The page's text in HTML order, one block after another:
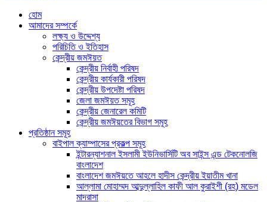
হোম
আমাদের সম্পর্কে
লক্ষ্য ও উদ্দেশ্য
পরিচিতি ও ইতিহাস
কেন্দ্রীয় জমঈয়ত
কেন্দ্রীয় নির্বাহী পরিষদ
কেন্দ্রীয় কার্যকারী পরিষদ
কেন্দ্রীয় উপদেষ্টা পরিষদ
জেলা জমঈয়ত সমূহ
কেন্দ্রীয় জেনারেল কমিটি
কেন্দ্রীয় জমঈয়তের বিভাগ সমূহ
প্রতিষ্ঠান সমূহ
বাইপাল ক্যাম্পাসের প্রকল্প সমূহ
ইন্টারন্যাশনাল ইসলামী ইউনিভার্সিটি অব সাইন্স এন্ড টেকনোলজি
বাংলাদেশ
বাংলাদেশ জমঈয়তে আহলে হাদীস কেন্দ্রীয় ইয়াতীম খানা
আল্লামা মোহাম্মদ আব্দুল্লাহিল কাফী আল কুরাইশী (রহ) মডেল
মাদরাসা